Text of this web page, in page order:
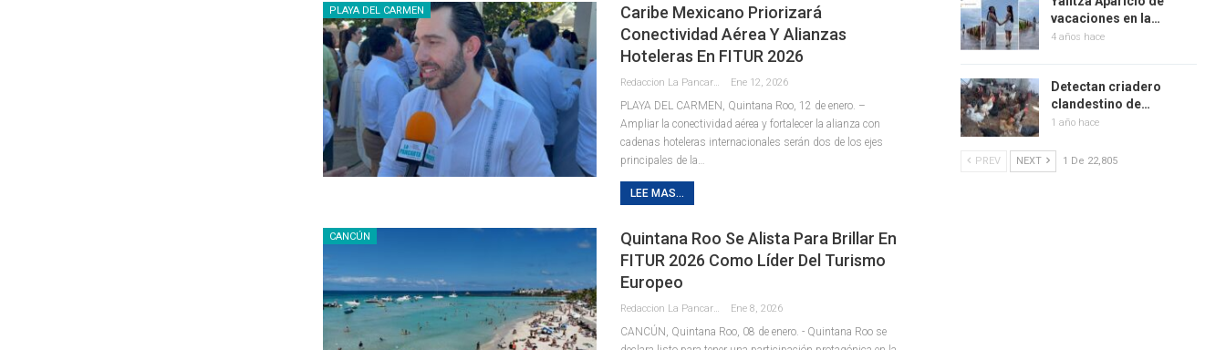
PLAYA DEL CARMEN
Caribe Mexicano Priorizará
Conectividad Aérea Y Alianzas
Hoteleras En FITUR 2026
Ene 12, 2026
PLAYA DEL CARMEN, Quintana Roo, 12 de enero. –
Ampliar la conectividad aérea y fortalecer la alianza con
cadenas hoteleras internacionales serán dos de los ejes
principales de la
LEE MAS...
CANCÚN
Quintana Roo Se Alista Para Brillar En
FITUR 2026 Como Líder Del Turismo
Europeo
Ene 8, 2026
CANCÚN, Quintana Roo, 08 de enero. - Quintana Roo se
vacaciones en la…
4 años hace
Detectan criadero
clandestino de…
1 año hace
PREV NEXT 1 De 22,805